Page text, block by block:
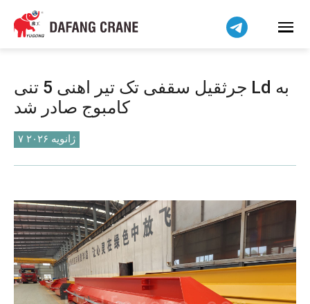
جرثقیل سقفی تک تیر اهنی 5 تنی Ld به
کامبوج صادر شد
۷ ژانویه ۲۰۲۶
हिन्दी
Bahasa Indonesia
简体中文
বাংলা
Pilipino
اردو
Čeština
Беларуская мова
Kiswahili
Dansk
Norsk